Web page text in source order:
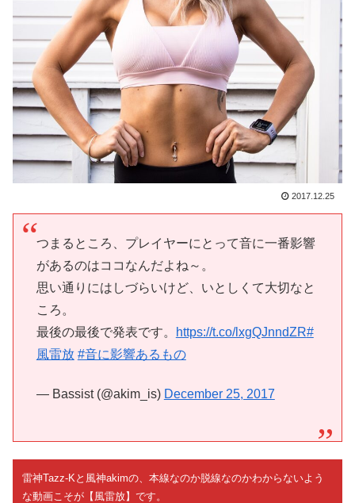
2017.12.25
つまるところ、プレイヤーにとって音に一番影響
があるのはココなんだよね～。
思い通りにはしづらいけど、いとしくて大切なと
ころ。
最後の最後で発表です。
https://t.co/lxgQJnndZR#
風雷放 #音に影響あるもの
— Bassist (@akim_is) December 25, 2017
雷神Tazz-Kと風神akimの、本線なのか脱線なのかわからないよう
な動画こそが【風雷放】です。